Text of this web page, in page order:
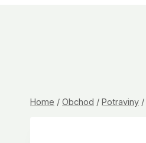
Home / Obchod / Potraviny /